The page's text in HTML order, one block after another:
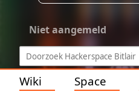
Niet aangemeld
Wiki Space